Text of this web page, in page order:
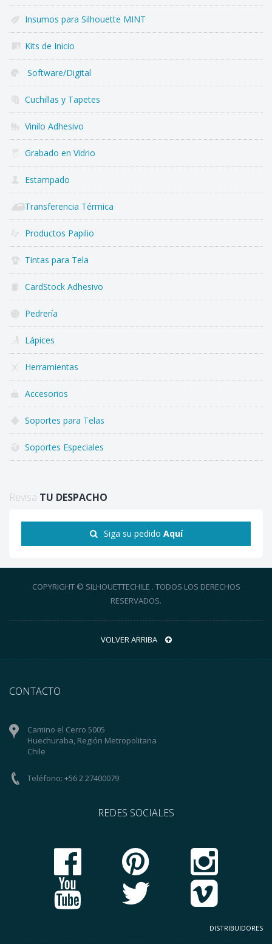
Insumos para Silhouette MINT
Kits de Inicio
Software/Digital
Cuchillas y Tapetes
Vinilo Adhesivo
Grabado en Vidrio
Estampado
Transferencia Térmica
Productos Papilio
Tintas para Tela
CardStock Adhesivo
Pedrería
Lápices
Herramientas
Accesorios
Soportes para Telas
Soportes Especiales
Revisa TU DESPACHO
Siga su pedido Aquí
COPYRIGHT © SILHOUETTECHILE . TODOS LOS DERECHOS
RESERVADOS.
VOLVER ARRIBA
CONTACTO
Camino el Cerro 5005
Huechuraba, Región Metropolitana
Chile
Teléfono: +56 2 27400079
REDES SOCIALES
DISTRIBUIDORES